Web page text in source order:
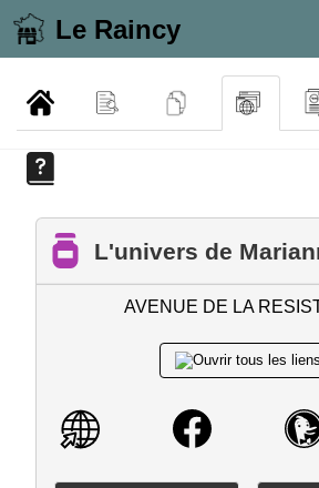
Le Raincy
L'univers de
AVENUE DE LA